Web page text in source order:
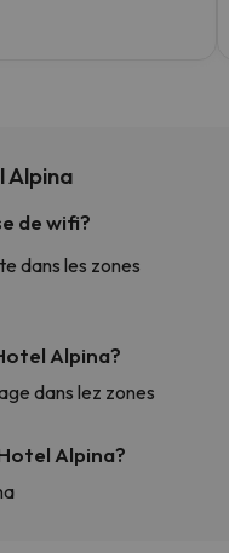
Alpina
de wifi?
dans les zones
Alpina?
dans lez zones
Alpina?